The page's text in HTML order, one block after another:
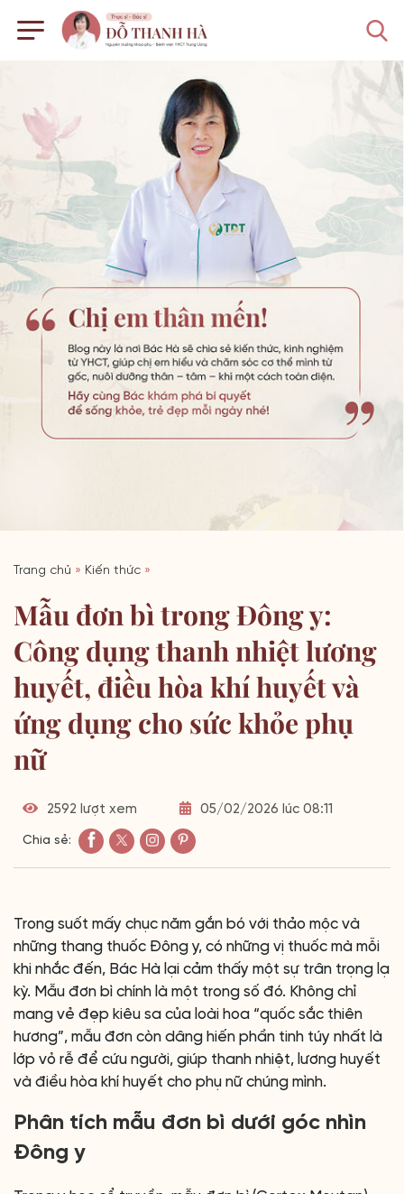
Trang chủ » Kiến thức »
Mẫu đơn bì trong Đông y:
Công dụng thanh nhiệt lương
huyết, điều hòa khí huyết và
ứng dụng cho sức khỏe phụ
nữ
2592 lượt xem 05/02/2026 lúc 08:11
Chia sẻ:
Trong suốt mấy chục năm gắn bó với thảo mộc và
những thang thuốc Đông y, có những vị thuốc mà mỗi
khi nhắc đến, Bác Hà lại cảm thấy một sự trân trọng lạ
kỳ. Mẫu đơn bì chính là một trong số đó. Không chỉ
mang vẻ đẹp kiêu sa của loài hoa “quốc sắc thiên
hương”, mẫu đơn còn dâng hiến phần tinh túy nhất là
lớp vỏ rễ để cứu người, giúp thanh nhiệt, lương huyết
và điều hòa khí huyết cho phụ nữ chúng mình.
Phân tích mẫu đơn bì dưới góc nhìn
Đông y